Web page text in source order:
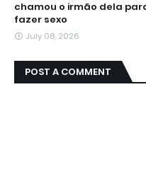
chamou o irmão dela
fazer sexo
July 08, 2026
POST A COMMENT